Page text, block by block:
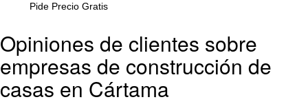
Pide Precio Gratis
Opiniones de clientes sobre
empresas de construcción de
casas en Cártama